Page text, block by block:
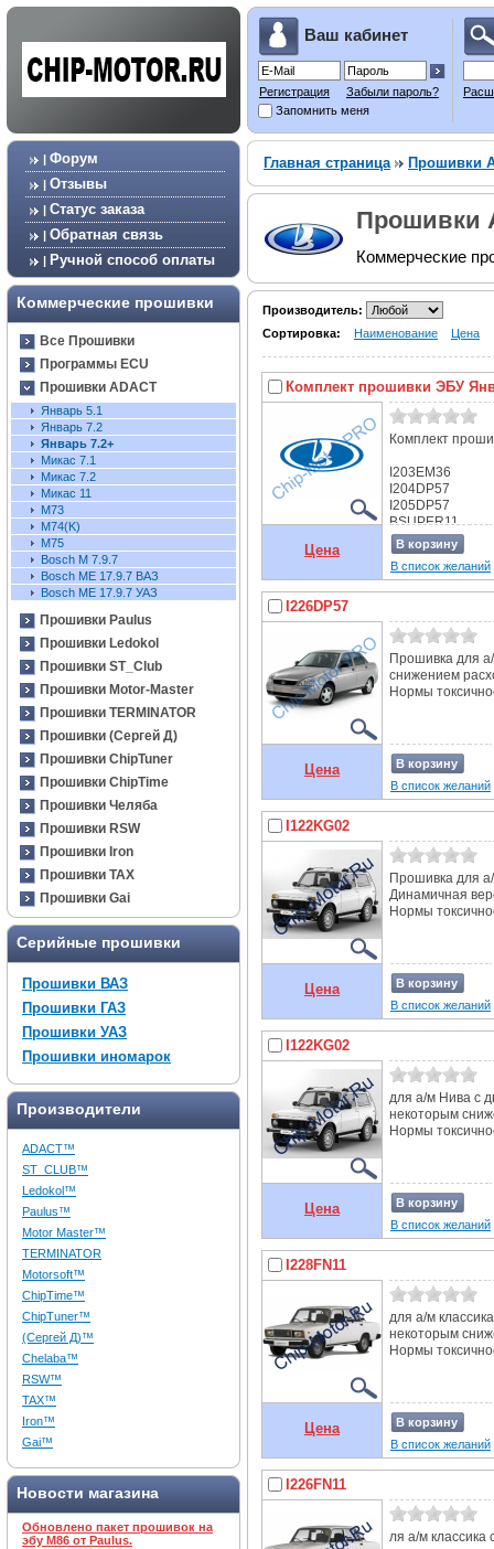
Ваш кабинет
Регистрация
Забыли пароль?
Запомнить меня
| Форум
| Отзывы
| Статус заказа
| Обратная связь
| Ручной способ оплаты
Коммерческие прошивки
Все Прошивки
Программы ECU
Прошивки ADACT
Январь 5.1
Январь 7.2
Январь 7.2+
Микас 7.1
Микас 7.2
Микас 11
М73
М74(K)
М75
Bosch M 7.9.7
Bosch ME 17.9.7 ВАЗ
Bosch ME 17.9.7 УАЗ
Прошивки Paulus
Прошивки Ledokol
Прошивки ST_Club
Прошивки Motor-Master
Прошивки TERMINATOR
Прошивки (Сергей Д)
Прошивки ChipTuner
Прошивки ChipTime
Прошивки Челяба
Прошивки RSW
Прошивки Iron
Прошивки TAX
Прошивки Gai
Серийные прошивки
Прошивки ВАЗ
Прошивки ГАЗ
Прошивки УАЗ
Прошивки иномарок
Производители
ADACT™
ST_CLUB™
Ledokol™
Paulus™
Motor Master™
TERMINATOR
Motorsoft™
ChipTime™
ChipTuner™
(Сергей Д)™
Chelaba™
RSW™
TAX™
Iron™
Gai™
Новости магазина
Обновлено пакет прошивок на
эбу M86 от Paulus.
Главная страница Прошивки
Прошивки
Коммерческие
Производитель:
Сортировка:
Наименование Цена
Комплект прошивки ЭБУ
Комплект
I203EM36
I204DP57
I205DP57
BSUPER11
I201CP57
I201CP57_1.4L
I226FN11
I228FN11
I122KG02_В
I226DP57
Цена
В корзину
В список желаний
I226DP57
Прошивка для
снижением
Нормы
Цена
В корзину
В список желаний
I122KG02
Прошивка для
Динамичная
Нормы
Цена
В корзину
В список желаний
I122KG02
для а/м Нива с
некоторым
Нормы
Цена
В корзину
В список желаний
I228FN11
для а/м
некоторым
Нормы
Цена
В корзину
В список желаний
I226FN11
ля а/м классика